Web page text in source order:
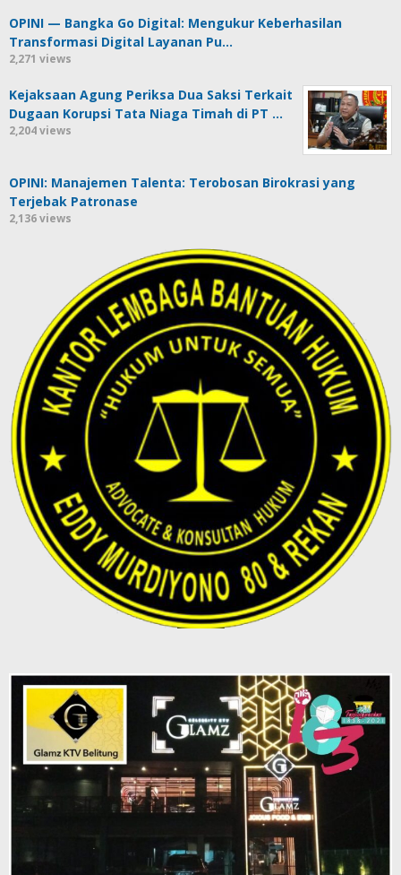
OPINI — Bangka Go Digital: Mengukur Keberhasilan
Transformasi Digital Layanan Pu…
2,271 views
Kejaksaan Agung Periksa Dua Saksi Terkait
Dugaan Korupsi Tata Niaga Timah di PT …
2,204 views
OPINI: Manajemen Talenta: Terobosan Birokrasi yang
Terjebak Patronase
2,136 views